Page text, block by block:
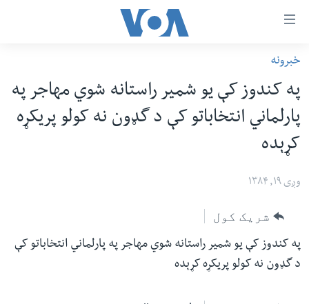
رسي
وړ
اتصالات
اصلي
عمومي
لارښود
افغانستان
سیمه
امریکا
نړۍ
ځوانان
د بیان ازادي
روغتیا
خبرونه
په کندوز کې یو شمیر راستانه شوي مهاجر په
پارلماني انتخاباتو کې د گډون نه کولو پریکړه
کړېده
وږی ۱۹, ۱۳۸۴
شریک کول
په کندوز کې یو شمیر راستانه شوي مهاجر په پارلماني انتخاباتو کې
د گډون نه کولو پریکړه کړېده